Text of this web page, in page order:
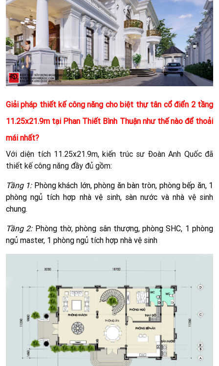
Giải pháp thiết kế công năng cho biệt thự tân cổ điển 2 tầng
11.25x21.9m tại Phan Thiết Bình Thuận như thế nào để thoải
mái nhất?
Với diện tích 11.25x21.9m, kiến trúc sư Đoàn Anh Quốc đã
thiết kế công năng đầy đủ gồm:
Tầng 1: Phòng khách lớn, phòng ăn bàn tròn, phòng bếp ăn, 1
phòng ngủ tích hợp nhà vệ sinh, sàn nước và nhà vệ sinh
chung.
Tầng 2:Phòng thờ, phòng sân thượng, phòng SHC, 1 phòng
ngủ master, 1 phòng ngủ tích hợp nhà vệ sinh